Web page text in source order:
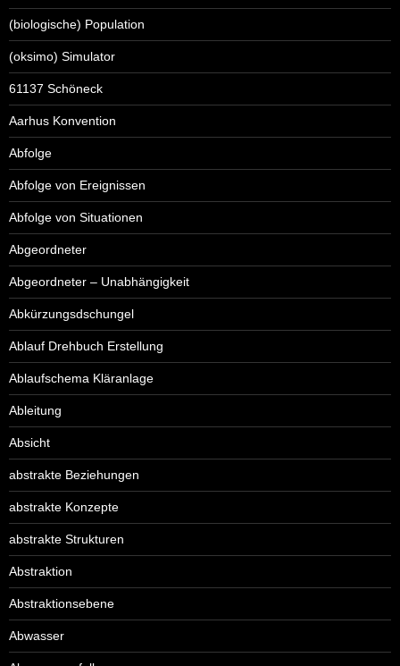
(biologische) Population
(oksimo) Simulator
61137 Schöneck
Aarhus Konvention
Abfolge
Abfolge von Ereignissen
Abfolge von Situationen
Abgeordneter
Abgeordneter – Unabhängigkeit
Abkürzungsdschungel
Ablauf Drehbuch Erstellung
Ablaufschema Kläranlage
Ableitung
Absicht
abstrakte Beziehungen
abstrakte Konzepte
abstrakte Strukturen
Abstraktion
Abstraktionsebene
Abwasser